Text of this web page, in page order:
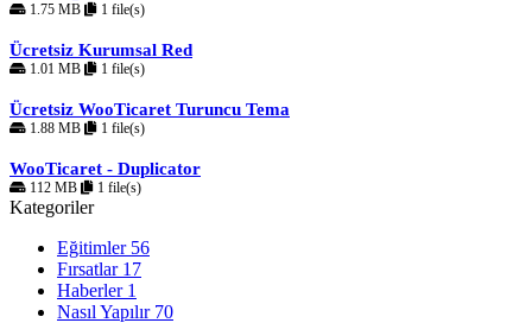
1.75 MB 1 file(s)
Ücretsiz Kurumsal Red
1.01 MB 1 file(s)
Ücretsiz WooTicaret Turuncu Tema
1.88 MB 1 file(s)
WooTicaret - Duplicator
112 MB 1 file(s)
Kategoriler
Eğitimler 56
Fırsatlar 17
Haberler 1
Nasıl Yapılır 70